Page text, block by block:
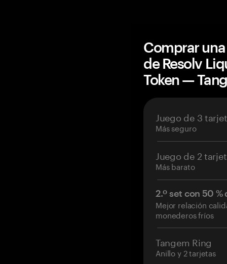
Comprar
de Resolv
Token —
Juego de 3
Más seguro
Juego de 2
Más barato
2.º set con 50
Mejor relación
monederos fríos
Tangem Ring
Anillo y 2 tarjetas